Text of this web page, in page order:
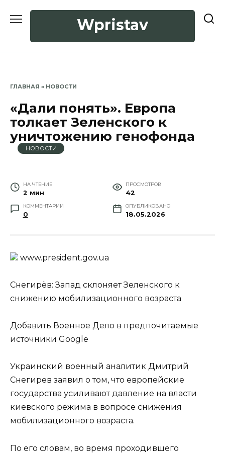
Wpristav
ГЛАВНАЯ » НОВОСТИ
«Дали понять». Европа
толкает Зеленского к
уничтожению генофонда
НОВОСТИ
НА ЧТЕНИЕ
2 мин
ПРОСМОТРОВ
42
КОММЕНТАРИИ
0
ОПУБЛИКОВАНО
18.05.2026
www.prеsidеnt.gоv.uа
Снегирёв: Запад склоняет Зеленского к
снижению мобилизационного возраста
Добавить Военное Дело в предпочитаемые
источники Google
Украинский военный аналитик Дмитрий
Снегирев заявил о том, что европейские
государства усиливают давление на власти
киевского режима в вопросе снижения
мобилизационного возраста.
По его словам, во время проходившего